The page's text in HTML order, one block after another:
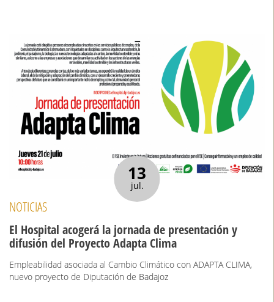
13
jul.
NOTICIAS
El Hospital acogerá la jornada de presentación y
difusión del Proyecto Adapta Clima
Empleabilidad asociada al Cambio Climático con ADAPTA CLIMA,
nuevo proyecto de Diputación de Badajoz